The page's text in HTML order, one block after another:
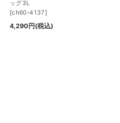
ッグ3L
[ch60-4137]
4,290円(税込)